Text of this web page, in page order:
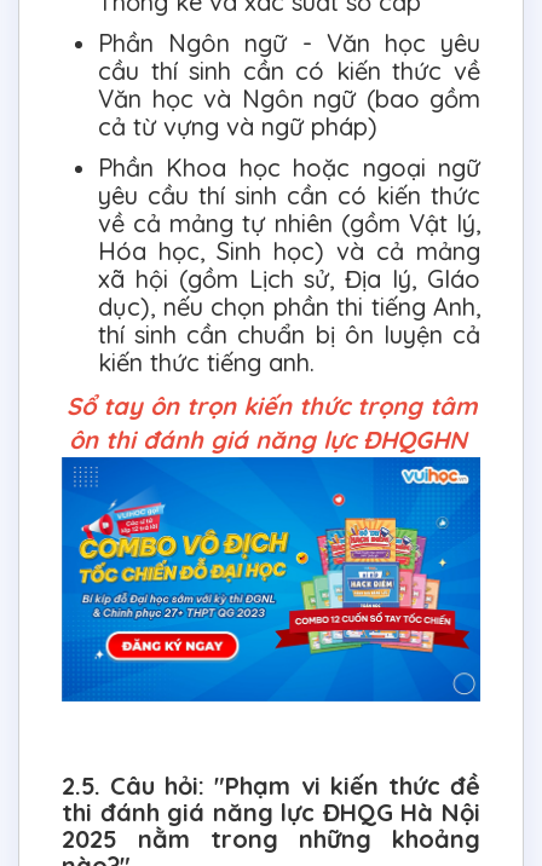
Phần Ngôn ngữ - Văn học yêu
cầu thí sinh cần có kiến thức về
Văn học và Ngôn ngữ (bao gồm
cả từ vựng và ngữ pháp)
Phần Khoa học hoặc ngoại ngữ
yêu cầu thí sinh cần có kiến thức
về cả mảng tự nhiên (gồm Vật lý,
Hóa học, Sinh học) và cả mảng
xã hội (gồm Lịch sử, Địa lý, GIáo
dục), nếu chọn phần thi tiếng Anh,
thí sinh cần chuẩn bị ôn luyện cả
kiến thức tiếng anh.
Sổ tay ôn trọn kiến thức trọng tâm
ôn thi đánh giá năng lực ĐHQGHN
2.5. Câu hỏi: "Phạm vi kiến thức đề
thi đánh giá năng lực ĐHQG Hà Nội
2025 nằm trong những khoảng